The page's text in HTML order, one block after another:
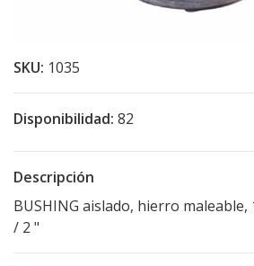
SKU: 1035
Disponibilidad: 82
Descripción
BUSHING aislado, hierro maleable,
/ 2 "